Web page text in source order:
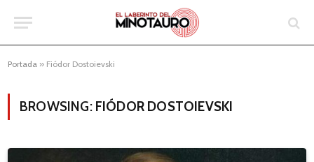
Portada » Fiódor Dostoievski
BROWSING: FIÓDOR DOSTOIEVSKI